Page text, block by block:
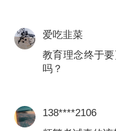
为深入贯彻全
《教育强国建
年）》和三年
基础教育规范管
础教育治理体系
爱吃韭菜
教育理念终于
吗？
138****2106